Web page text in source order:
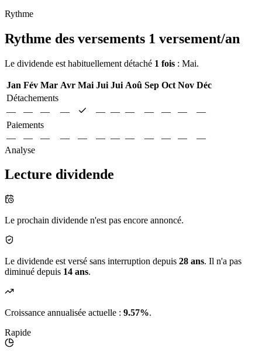
Rythme
Rythme des versements 1 versement/an
Le dividende est habituellement détaché 1 fois : Mai.
Jan Fév Mar Avr Mai Jui Jui Aoû Sep Oct Nov Déc
Détachements
—
— — — — — — — — —
—
Paiements
—
— — — — — — — — — —
—
Analyse
Lecture dividende
Le prochain dividende n'est pas encore annoncé.
Le dividende est versé sans interruption depuis 28 ans. Il n'a pas
diminué depuis 14 ans.
Croissance annualisée actuelle : 9.57%.
Rapide